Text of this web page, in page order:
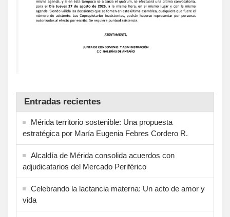
Entradas recientes
Mérida territorio sostenible: Una propuesta
estratégica por María Eugenia Febres Cordero R.
Alcaldía de Mérida consolida acuerdos con
adjudicatarios del Mercado Periférico
Celebrando la lactancia materna: Un acto de amor y
vida